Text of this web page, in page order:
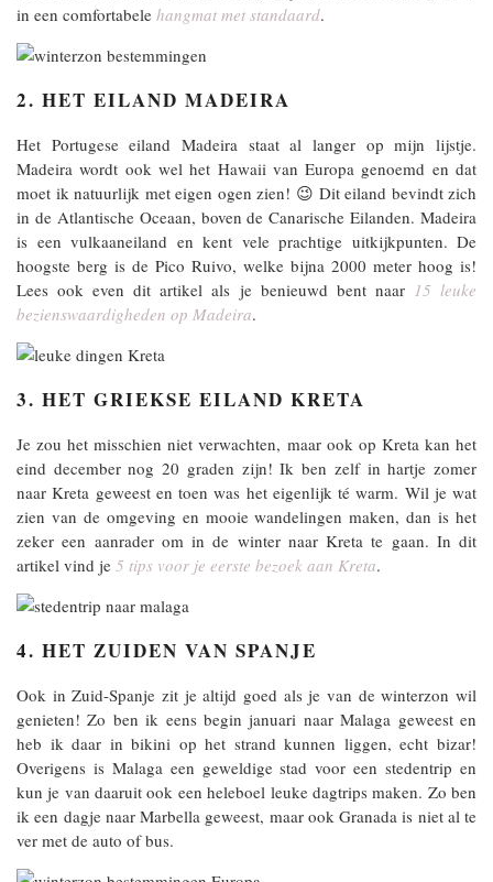
in een comfortabele hangmat met standaard.
2. HET EILAND MADEIRA
Het Portugese eiland Madeira staat al langer op mijn lijstje.
Madeira wordt ook wel het Hawaii van Europa genoemd en dat
moet ik natuurlijk met eigen ogen zien! 😉 Dit eiland bevindt zich
in de Atlantische Oceaan, boven de Canarische Eilanden. Madeira
is een vulkaaneiland en kent vele prachtige uitkijkpunten. De
hoogste berg is de Pico Ruivo, welke bijna 2000 meter hoog is!
Lees ook even dit artikel als je benieuwd bent naar 15 leuke
bezienswaardigheden op Madeira.
3. HET GRIEKSE EILAND KRETA
Je zou het misschien niet verwachten, maar ook op Kreta kan het
eind december nog 20 graden zijn! Ik ben zelf in hartje zomer
naar Kreta geweest en toen was het eigenlijk té warm. Wil je wat
zien van de omgeving en mooie wandelingen maken, dan is het
zeker een aanrader om in de winter naar Kreta te gaan. In dit
artikel vind je 5 tips voor je eerste bezoek aan Kreta.
4. HET ZUIDEN VAN SPANJE
Ook in Zuid-Spanje zit je altijd goed als je van de winterzon wil
genieten! Zo ben ik eens begin januari naar Malaga geweest en
heb ik daar in bikini op het strand kunnen liggen, echt bizar!
Overigens is Malaga een geweldige stad voor een stedentrip en
kun je van daaruit ook een heleboel leuke dagtrips maken. Zo ben
ik een dagje naar Marbella geweest, maar ook Granada is niet al te
ver met de auto of bus.